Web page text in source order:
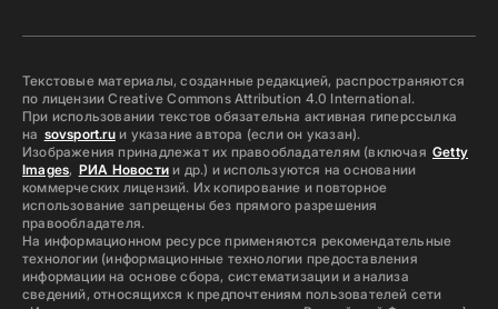
Текстовые материалы, созданные редакцией, распространяются
по лицензии Creative Commons Attribution 4.0 International.
При использовании текстов обязательна активная гиперссылка
на sovsport.ruи указание автора (если он указан).
Изображения принадлежат их правообладателям (включая Getty
Images, РИА Новостии др.) и используются на основании
коммерческих лицензий. Их копирование и повторное
использование запрещены без прямого разрешения
правообладателя.
На информационном ресурсе применяются рекомендательные
технологии (информационные технологии предоставления
информации на основе сбора, систематизации и анализа
сведений, относящихся к предпочтениям пользователей сети